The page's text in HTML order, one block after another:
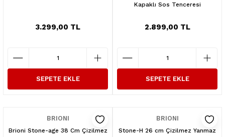
3.299,00 TL
SEPETE EKLE
Kapaklı Sos Tenceresi
2.899,00 TL
SEPETE EKLE
BRIONI
Brioni Stone-age 38 Cm Çizilmez
BRIONI
Stone-H 26 cm Çizilmez Yanmaz